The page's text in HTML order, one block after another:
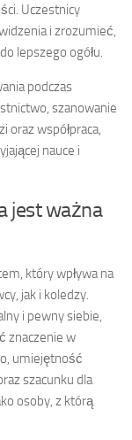
Uczestnicy
i zrozumieć,
lepszego ogółu.
podczas
szanowanie
oraz współpraca,
nauce i
jest ważna
który wpływa na
jak i koledzy.
i pewny siebie,
znaczenie w
umiejętność
szacunku dla
osoby, z którą